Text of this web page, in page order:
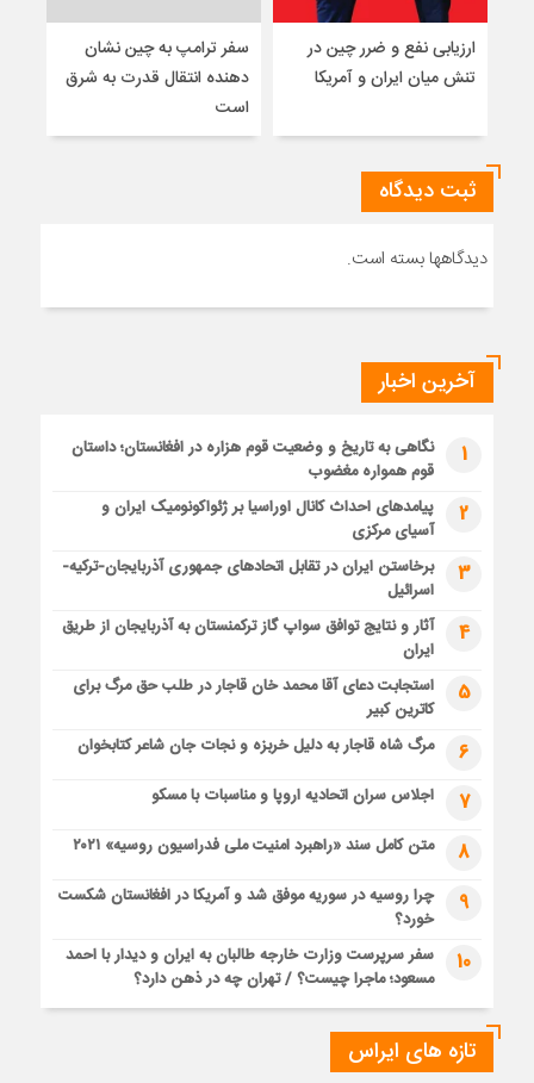
ارزیابی نفع و ضرر چین در
تنش میان ایران و آمریکا
سفر ترامپ به چین نشان
دهنده انتقال قدرت به شرق
است
ثبت دیدگاه
دیدگاهها بسته است.
آخرین اخبار
1
نگاهی به تاریخ و وضعیت قوم هزاره در افغانستان؛ داستان
قوم همواره مغضوب
2
پیامدهای احداث کانال اوراسیا بر ژئواکونومیک ایران و
آسیای مرکزی
3
برخاستن ایران در تقابل اتحادهای جمهوری آذربایجان-ترکیه-
اسرائیل
4
آثار و نتایج توافق سواپ گاز ترکمنستان به آذربایجان از طریق
ایران
5
استجابت دعای آقا محمد خان قاجار در طلب حق مرگ برای
کاترین کبیر
6 مرگ شاه قاجار به دلیل خربزه و نجات جان شاعر کتابخوان
7 اجلاس سران اتحادیه اروپا و مناسبات با مسکو
8 متن کامل سند «راهبرد امنیت ملی فدراسیون روسیه» ۲۰۲۱
9
چرا روسیه در سوریه موفق شد و آمریکا در افغانستان شکست
خورد؟
10
سفر سرپرست وزارت خارجه طالبان به ایران و دیدار با احمد
مسعود؛ ماجرا چیست؟ / تهران چه در ذهن دارد؟
تازه های ایراس